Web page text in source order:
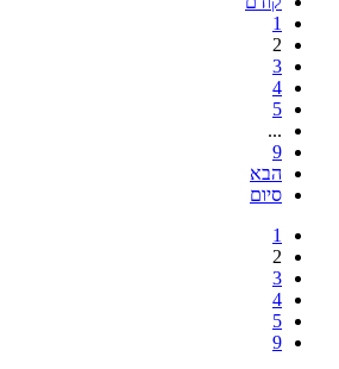
1
2
3
4
5
...
9
הבא
סיום
1
2
3
4
5
9